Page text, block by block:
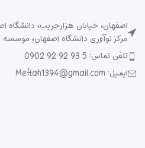
اصفهان، خیابان هزارجریب،
مرکز نوآوری دانشگاه اصفهان،
تلفن تماس: 5 93 92 92 0902
ایمیل: Meftah1394@gmail.com